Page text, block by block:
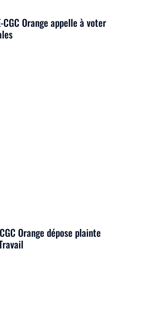
CGC Orange appelle à voter
Orange dépose plainte